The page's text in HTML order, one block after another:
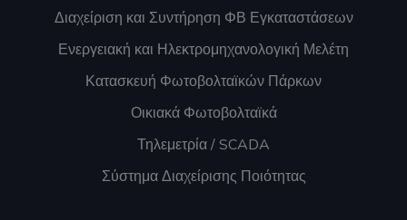
Διαχείριση και Συντήρηση ΦΒ Εγκαταστάσεων
Ενεργειακή και Ηλεκτρομηχανολογική Μελέτη
Κατασκευή Φωτοβολταϊκών Πάρκων
Οικιακά Φωτοβολταϊκά
Τηλεμετρία / SCADA
Σύστημα Διαχείρισης Ποιότητας